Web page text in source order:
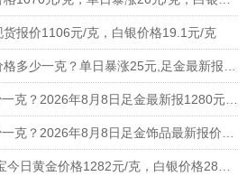
报价1106元/克，白银价格19.1元/克